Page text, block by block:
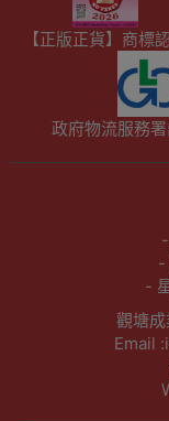
【正版正貨】商標
政府物流服務
-
-
觀塘
Email